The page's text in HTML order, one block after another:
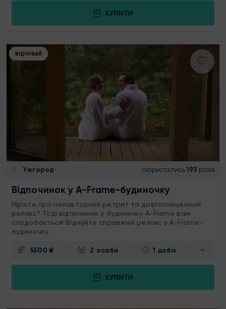
КУПИТИ
ВІДЧУВАЙ
Ужгород скористались 193 разів
Відпочинок у A-Frame-будиночку
Мрієте про неповторний ретрит та довгоочікуваний
релакс? Тоді відпочинок у будиночку A-Frame вам
сподобається! Відчуйте справжній релакс у A-Frame-
будиночку.
5500 ₴ 2 особи 1 доба
КУПИТИ